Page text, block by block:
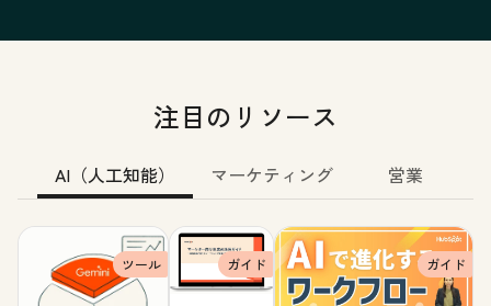
注目のリソース
AI（人工知能） マーケティング 営業
ツール ガイド ガイド